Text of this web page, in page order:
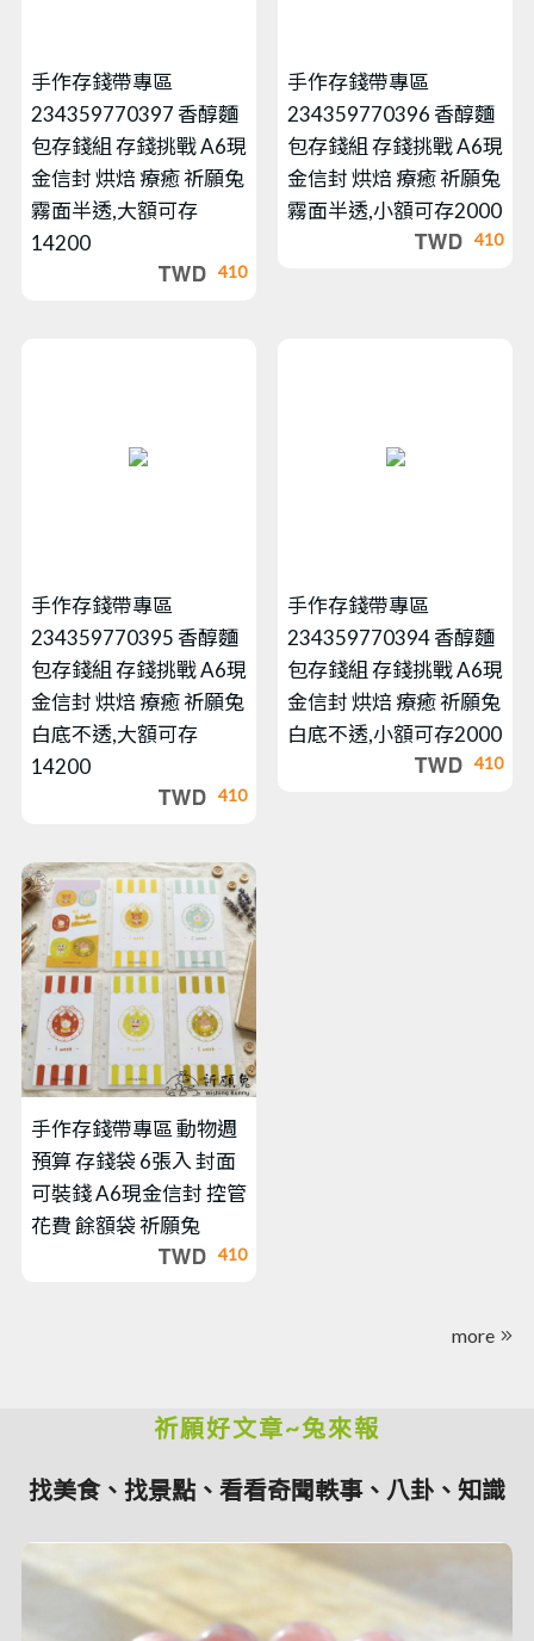
手作存錢帶專區
234359770397 香醇麵
包存錢組 存錢挑戰 A6現
金信封 烘焙 療癒 祈願兔
霧面半透,大額可存
14200
410
手作存錢帶專區
234359770396 香醇麵
包存錢組 存錢挑戰 A6現
金信封 烘焙 療癒 祈願兔
霧面半透,小額可存2000
410
手作存錢帶專區
234359770395 香醇麵
包存錢組 存錢挑戰 A6現
金信封 烘焙 療癒 祈願兔
白底不透,大額可存
14200
410
手作存錢帶專區
234359770394 香醇麵
包存錢組 存錢挑戰 A6現
金信封 烘焙 療癒 祈願兔
白底不透,小額可存2000
410
手作存錢帶專區動物週
預算 存錢袋 6張入 封面
可裝錢 A6現金信封 控管
花費 餘額袋 祈願兔
410
more
祈願好文章~兔來報
找美食、找景點、看看奇聞軼事、八卦、知識